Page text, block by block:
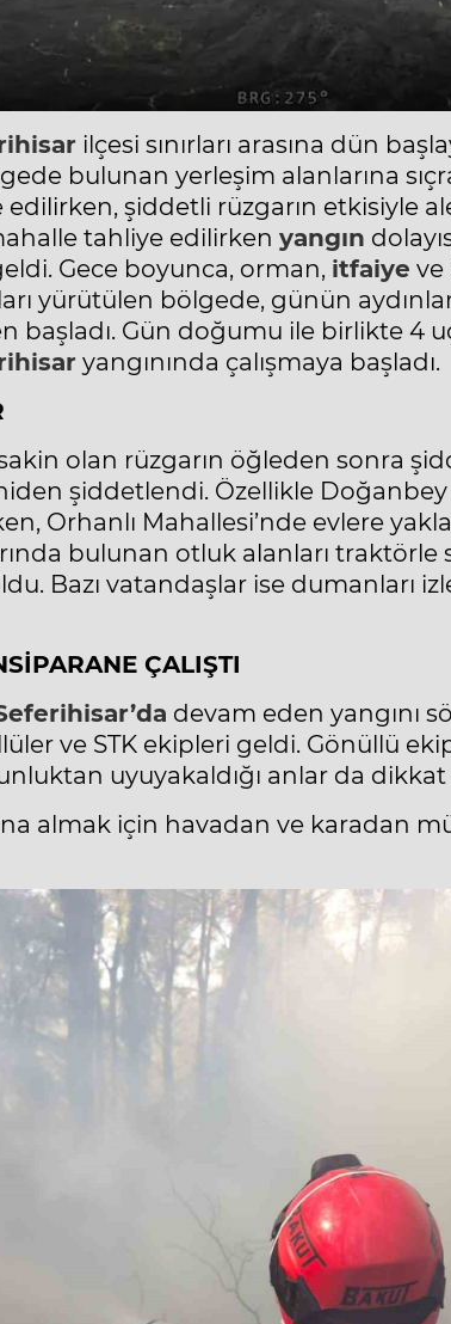
ilçesi sınırları arasına dün
bulunan yerleşim alanlarına
şiddetli rüzgarın etkisiyle
tahliye edilirken yangın
Gece boyunca, orman, itfaiye ve
yürütülen bölgede, günün
başladı. Gün doğumu ile birlikte 4
yangınında çalışmaya başladı.
olan rüzgarın öğleden sonra
şiddetlendi. Özellikle
Orhanlı Mahallesi’nde evlere
bulunan otluk alanları traktörle
Bazı vatandaşlar ise dumanları
ÇALIŞTI
devam eden yangını
ve STK ekipleri geldi. Gönüllü
uyuyakaldığı anlar da
almak için havadan ve karadan